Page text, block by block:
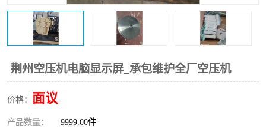
荆州空压机电脑显示屏_承包维护全厂空压机
价格： 面议
产品数量： 9999.00件
空气过滤器 阿特拉斯
冷却器 复盛FS-elliott离心机零件
CAMERON空压机维修 CAMERON空压机显示屏